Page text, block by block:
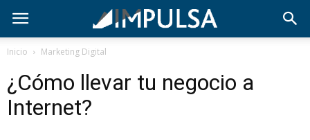
Inicio Marketing Digital
¿Cómo llevar tu negocio a
Internet?